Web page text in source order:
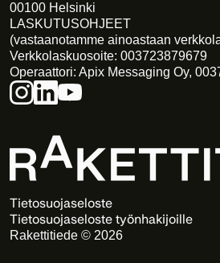
00100 Helsinki
LASKUTUSOHJEET
(vastaanotamme ainoastaan
Verkkolaskuosoite: 003723879679
Operaattori: Apix Messaging Oy,
Tietosuojaseloste
Tietosuojaseloste työnhakijoille
Rakettitiede © 2026